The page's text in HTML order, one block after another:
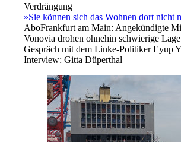
Verdrängung
»Sie können sich das Wohnen dort nicht
AboFrankfurt am Main: Angekündigte
Vonovia drohen ohnehin schwierige
Gespräch mit dem Linke-Politiker Eyup
Interview: Gitta Düperthal